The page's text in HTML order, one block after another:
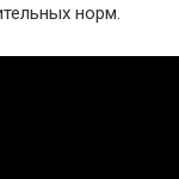
норм.